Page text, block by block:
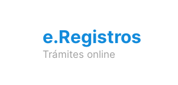
contenidoe.Registros
Trámites online